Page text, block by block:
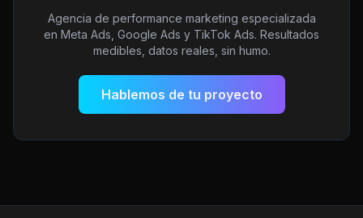
Agencia de performance marketing especializada
en Meta Ads, Google Ads y TikTok Ads. Resultados
medibles, datos reales, sin humo.
Hablemos de tu proyecto